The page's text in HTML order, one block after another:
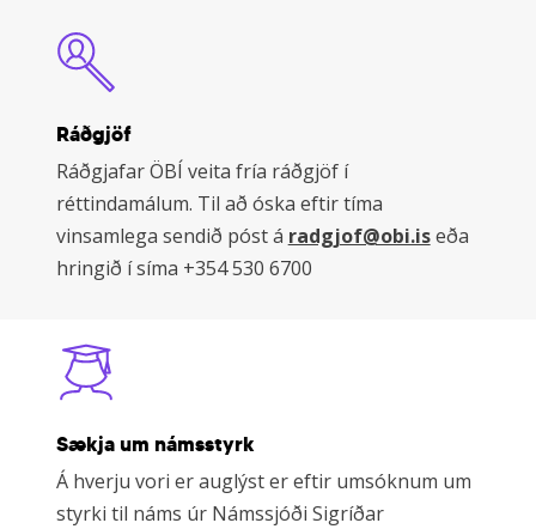
Ráðgjöf
Ráðgjafar ÖBÍ veita fría ráðgjöf í
réttindamálum. Til að óska eftir tíma
vinsamlega sendið póst á radgjof@obi.iseða
hringið í síma +354 530 6700
Sækja um námsstyrk
Á hverju vori er auglýst er eftir umsóknum um
styrki til náms úr Námssjóði Sigríðar
more